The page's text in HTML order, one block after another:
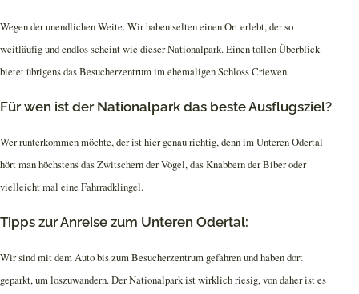
Wegen der unendlichen Weite. Wir haben selten einen Ort erlebt, der so
weitläufig und endlos scheint wie dieser Nationalpark. Einen tollen Überblick
bietet übrigens das Besucherzentrum im ehemaligen Schloss Criewen.
Für wen ist der Nationalpark das beste Ausflugsziel?
Wer runterkommen möchte, der ist hier genau richtig, denn im Unteren Odertal
hört man höchstens das Zwitschern der Vögel, das Knabbern der Biber oder
vielleicht mal eine Fahrradklingel.
Tipps zur Anreise zum Unteren Odertal:
Wir sind mit dem Auto bis zum Besucherzentrum gefahren und haben dort
geparkt, um loszuwandern. Der Nationalpark ist wirklich riesig, von daher ist es